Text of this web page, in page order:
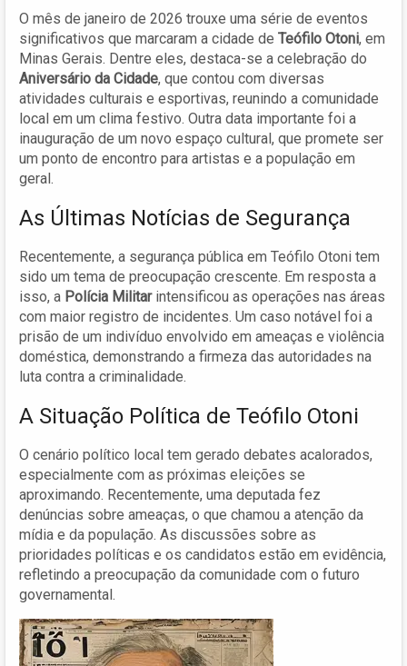
O mês de janeiro de 2026 trouxe uma série de eventos
significativos que marcaram a cidade de Teófilo Otoni, em
Minas Gerais. Dentre eles, destaca-se a celebração do
Aniversário da Cidade, que contou com diversas
atividades culturais e esportivas, reunindo a comunidade
local em um clima festivo. Outra data importante foi a
inauguração de um novo espaço cultural, que promete ser
um ponto de encontro para artistas e a população em
geral.
As Últimas Notícias de Segurança
Recentemente, a segurança pública em Teófilo Otoni tem
sido um tema de preocupação crescente. Em resposta a
isso, a Polícia Militarintensificou as operações nas áreas
com maior registro de incidentes. Um caso notável foi a
prisão de um indivíduo envolvido em ameaças e violência
doméstica, demonstrando a firmeza das autoridades na
luta contra a criminalidade.
A Situação Política de Teófilo Otoni
O cenário político local tem gerado debates acalorados,
especialmente com as próximas eleições se
aproximando. Recentemente, uma deputada fez
denúncias sobre ameaças, o que chamou a atenção da
mídia e da população. As discussões sobre as
prioridades políticas e os candidatos estão em evidência,
refletindo a preocupação da comunidade com o futuro
governamental.